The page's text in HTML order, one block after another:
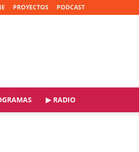
PROYECTOS PODCAST
▶ RADIO